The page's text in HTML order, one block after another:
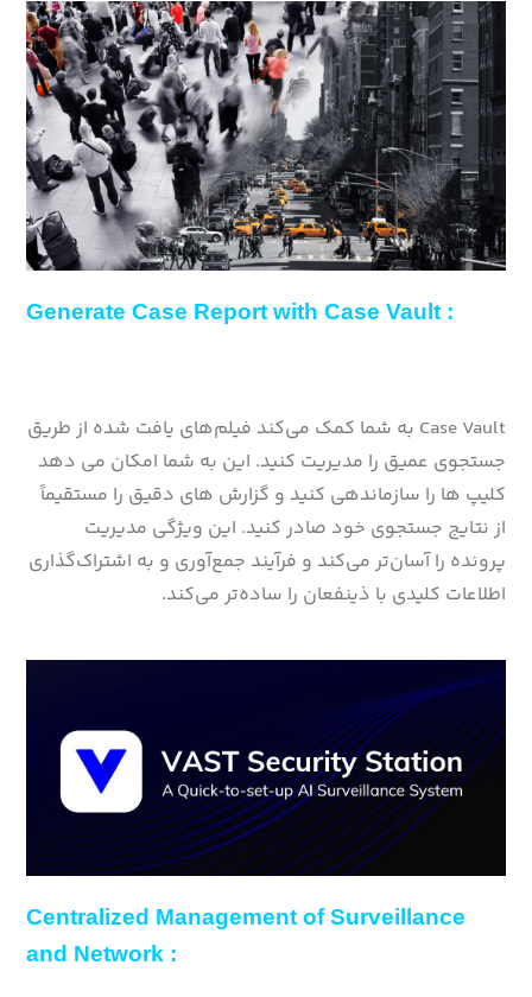
Generate Case Report with Case Vault :
Case Vault به شما کمک می‌کند فیلم‌های یافت شده از طریق
جستجوی عمیق را مدیریت کنید. این به شما امکان می دهد
کلیپ ها را سازماندهی کنید و گزارش های دقیق را مستقیماً
از نتایج جستجوی خود صادر کنید. این ویژگی مدیریت
پرونده را آسان‌تر می‌کند و فرآیند جمع‌آوری و به اشتراک‌گذاری
اطلاعات کلیدی با ذینفعان را ساده‌تر می‌کند.
Centralized Management of Surveillance
and Network :